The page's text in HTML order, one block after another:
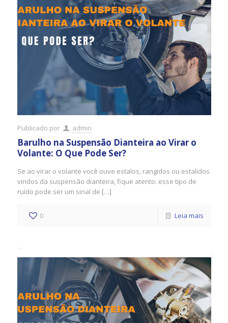
Publicado por admin
Barulho na Suspensão Dianteira ao Virar o
Volante: O Que Pode Ser?
Se ao virar o volante você ouve estalos, rangidos ou estalidos
vindos da suspensão dianteira, fique atento: esse tipo de
ruído pode ser um sinal de […]
0 Leia mais